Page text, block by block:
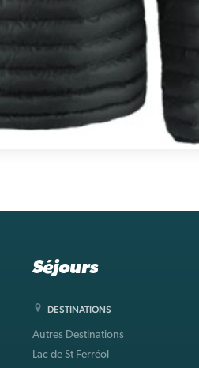
Séjours
DESTINATIONS
Autres Destinations
Lac de St Ferréol